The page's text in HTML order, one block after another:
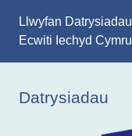
cynnwys
Llwyfan Datrysiadau
Ecwiti Iechyd Cymru
Datrysiadau